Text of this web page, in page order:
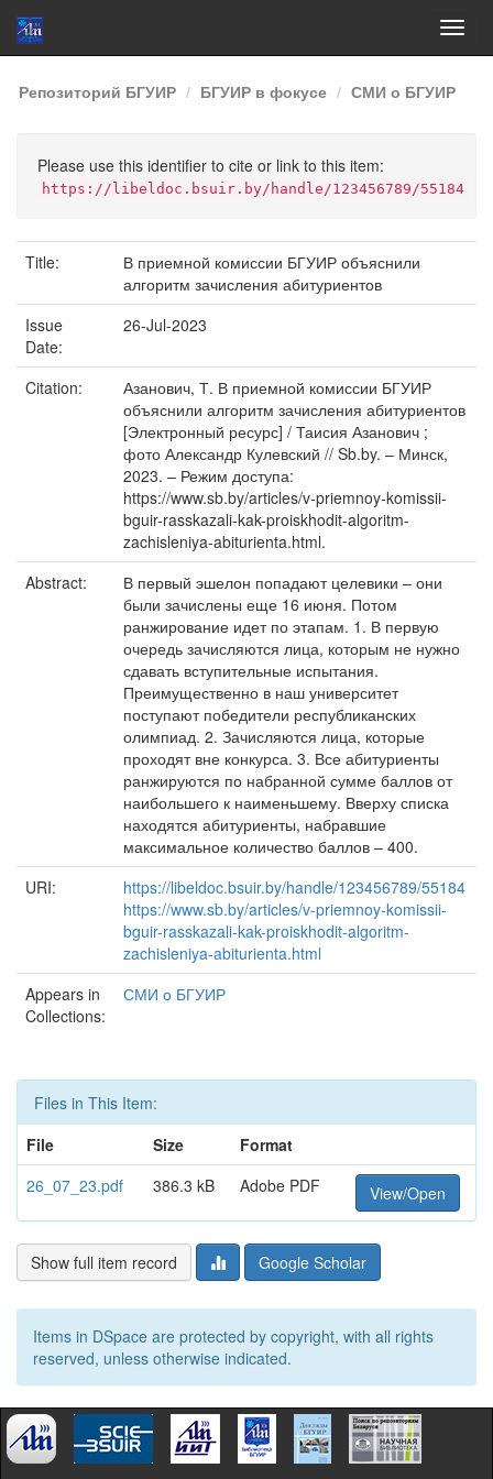
Skip
navigation
Репозиторий БГУИР БГУИР в фокусе СМИ о БГУИР
Please use this identifier to cite or link to this item:
https://libeldoc.bsuir.by/handle/123456789/55184
Title:
В приемной комиссии БГУИР объяснили
алгоритм зачисления абитуриентов
Issue
Date:
26-Jul-2023
Citation:
Азанович, Т. В приемной комиссии БГУИР
объяснили алгоритм зачисления абитуриентов
[Электронный ресурс] / Таисия Азанович ;
фото Александр Кулевский // Sb.by. – Минск,
2023. – Режим доступа:
https://www.sb.by/articles/v-priemnoy-komissii-
bguir-rasskazali-kak-proiskhodit-algoritm-
zachisleniya-abiturienta.html.
Abstract:
В первый эшелон попадают целевики – они
были зачислены еще 16 июня. Потом
ранжирование идет по этапам. 1. В первую
очередь зачисляются лица, которым не нужно
сдавать вступительные испытания.
Преимущественно в наш университет
поступают победители республиканских
олимпиад. 2. Зачисляются лица, которые
проходят вне конкурса. 3. Все абитуриенты
ранжируются по набранной сумме баллов от
наибольшего к наименьшему. Вверху списка
находятся абитуриенты, набравшие
максимальное количество баллов – 400.
URI:
https://libeldoc.bsuir.by/handle/123456789/55184
https://www.sb.by/articles/v-priemnoy-komissii-
bguir-rasskazali-kak-proiskhodit-algoritm-
zachisleniya-abiturienta.html
Appears in
Collections:
СМИ о БГУИР
Files in This Item:
File
Size
Format
26_07_23.pdf
386.3 kB Adobe PDF View/Open
Show full item record Google Scholar
Items in DSpace are protected by copyright, with all rights
reserved, unless otherwise indicated.